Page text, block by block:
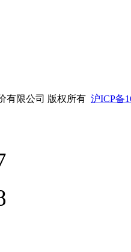
有限公司 版权所有 沪ICP备